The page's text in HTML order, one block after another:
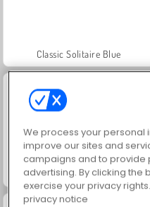
Classic Solitaire Blue
Jewel Garden Story
We process your
improve our sites and
campaigns and to
advertising. By clicking the
exercise your privacy
privacy notice